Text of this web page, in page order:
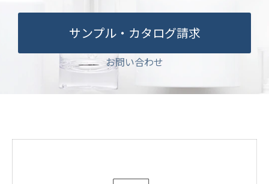
ブログ
会社概要
English
サンプル・カタログ請求
お問い合わせ